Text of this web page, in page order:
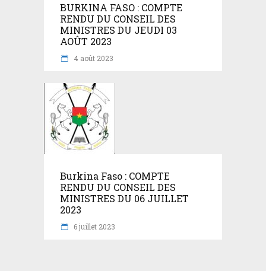
BURKINA FASO : COMPTE
RENDU DU CONSEIL DES
MINISTRES DU JEUDI 03
AOÛT 2023
4 août 2023
Burkina Faso : COMPTE
RENDU DU CONSEIL DES
MINISTRES DU 06 JUILLET
2023
6 juillet 2023